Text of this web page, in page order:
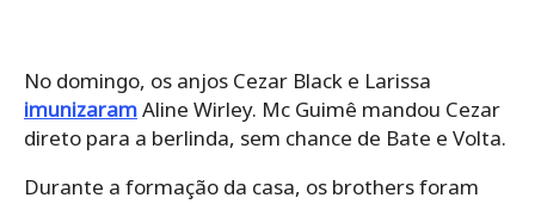
No domingo, os anjos Cezar Black e Larissa
imunizaramAline Wirley. Mc Guimê mandou Cezar
direto para a berlinda, sem chance de Bate e Volta.
Durante a formação da casa, os brothers foram